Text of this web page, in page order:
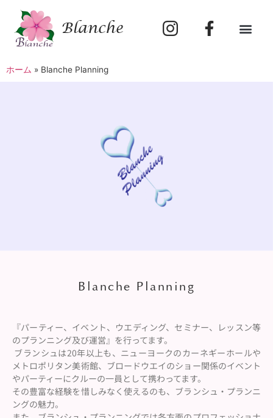
Blanche
ホーム » Blanche Planning
Blanche Planning
『パーティー、イベント、ウエディング、セミナー、レッスン等
のプランニング及び運営』を行ってます。
ブランシュは20年以上も、ニューヨークのカーネギーホールや
メトロポリタン美術館、ブロードウエイのショー関係のイベント
やパーティーにクルーの一員として携わってます。
その豊富な経験を惜しみなく使えるのも、ブランシュ・プランニ
ングの魅力。